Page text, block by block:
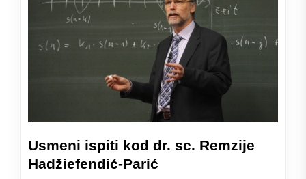
Usmeni ispiti kod dr. sc. Remzije
Hadžiefendić-Parić